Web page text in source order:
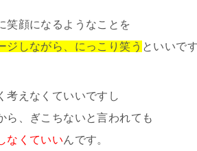
笑顔になるようなことを
ジしながら、にっこり笑う といいです
考えなくていいですし
ら、ぎこちないと言われても
なくていいんです。